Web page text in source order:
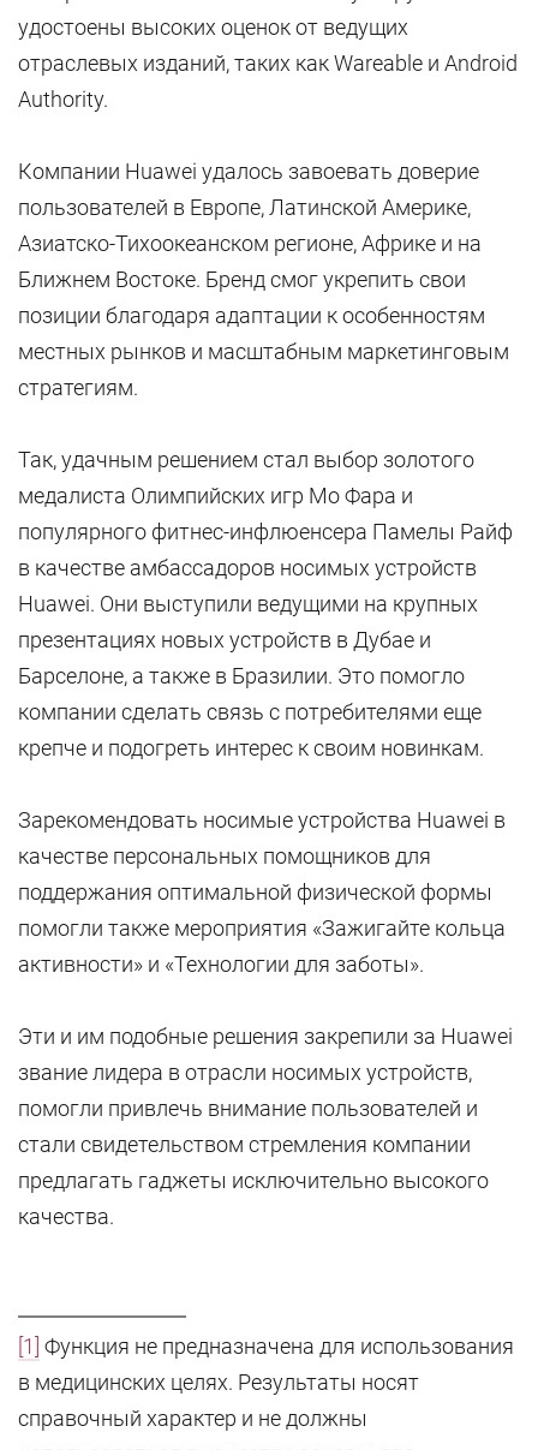
удостоены высоких оценок от ведущих
отраслевых изданий, таких как Wareable и Android
Authority.
Компании Huawei удалось завоевать доверие
пользователей в Европе, Латинской Америке,
Азиатско-Тихоокеанском регионе, Африке и на
Ближнем Востоке. Бренд смог укрепить свои
позиции благодаря адаптации к особенностям
местных рынков и масштабным маркетинговым
стратегиям.
Так, удачным решением стал выбор золотого
медалиста Олимпийских игр Мо Фара и
популярного фитнес-инфлюенсера Памелы Райф
в качестве амбассадоров носимых устройств
Huawei. Они выступили ведущими на крупных
презентациях новых устройств в Дубае и
Барселоне, а также в Бразилии. Это помогло
компании сделать связь с потребителями еще
крепче и подогреть интерес к своим новинкам.
Зарекомендовать носимые устройства Huawei в
качестве персональных помощников для
поддержания оптимальной физической формы
помогли также мероприятия «Зажигайте кольца
активности» и «Технологии для заботы».
Эти и им подобные решения закрепили за Huawei
звание лидера в отрасли носимых устройств,
помогли привлечь внимание пользователей и
стали свидетельством стремления компании
предлагать гаджеты исключительно высокого
качества.
[1] Функция не предназначена для использования
в медицинских целях. Результаты носят
справочный характер и не должны